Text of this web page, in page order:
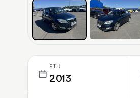
РІК
2013